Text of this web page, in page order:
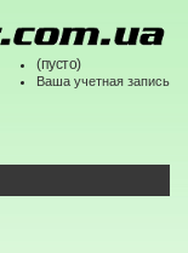
(пусто)
Ваша учетная запись